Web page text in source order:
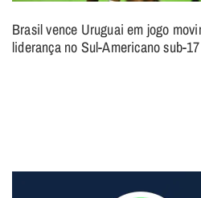
Brasil vence Uruguai em jogo
liderança no Sul-Americano sub-17